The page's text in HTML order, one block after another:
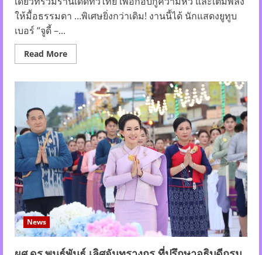
ให้มื้อธรรมดา …พิเศษยิ่งกว่าเดิม! งานนี้ได้ นักแสดงยูทูบ
เบอร์ “จูดี้ –...
Read MoreRead
more
โปร
แฟร์
‘
68
อิ่ม
หนำ
สำราญ
”
ชวน
จู
ดี้-
จา
กิตติ์
ร่วม
ภารกิจ
บอก
ต่อ
อร่อย
News